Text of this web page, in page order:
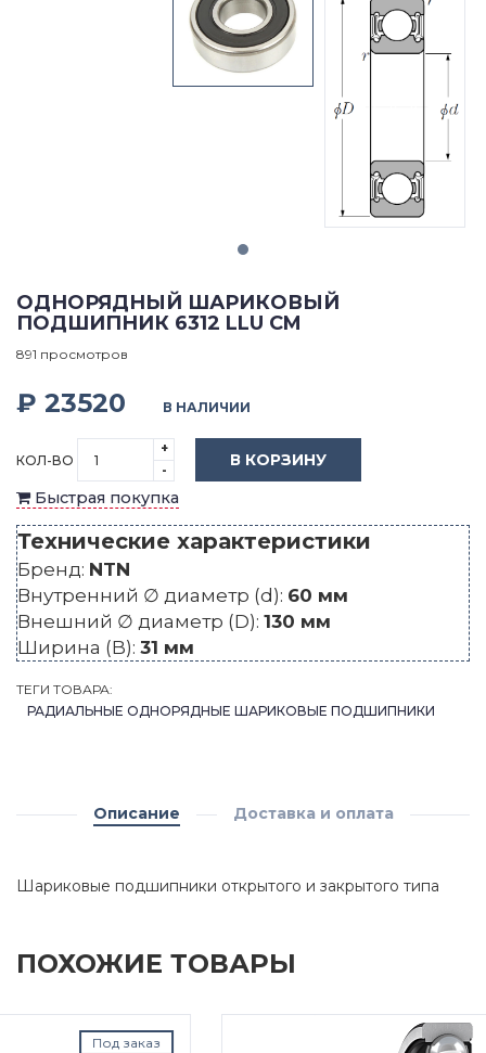
ОДНОРЯДНЫЙ ШАРИКОВЫЙ
ПОДШИПНИК 6312 LLU CM
891 просмотров
₽ 23520 В НАЛИЧИИ
КОЛ-ВО
+
-
В КОРЗИНУ
Быстрая покупка
Технические характеристики
Бренд: NTN
Внутренний ∅ диаметр (d): 60 мм
Внешний ∅ диаметр (D): 130 мм
Ширина (B): 31 мм
ТЕГИ ТОВАРА:
РАДИАЛЬНЫЕ ОДНОРЯДНЫЕ ШАРИКОВЫЕ ПОДШИПНИКИ
Описание Доставка и оплата
Шариковые подшипники открытого и закрытого типа
ПОХОЖИЕ ТОВАРЫ
Под заказ